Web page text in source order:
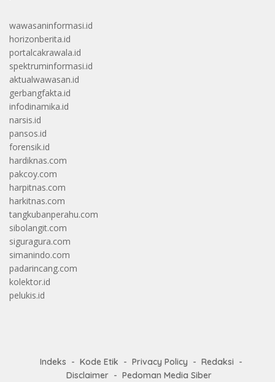
wawasaninformasi.id
horizonberita.id
portalcakrawala.id
spektruminformasi.id
aktualwawasan.id
gerbangfakta.id
infodinamika.id
narsis.id
pansos.id
forensik.id
hardiknas.com
pakcoy.com
harpitnas.com
harkitnas.com
tangkubanperahu.com
sibolangit.com
siguragura.com
simanindo.com
padarincang.com
kolektor.id
pelukis.id
Indeks Kode Etik Privacy Policy
Redaksi
Disclaimer
Pedoman Media Siber